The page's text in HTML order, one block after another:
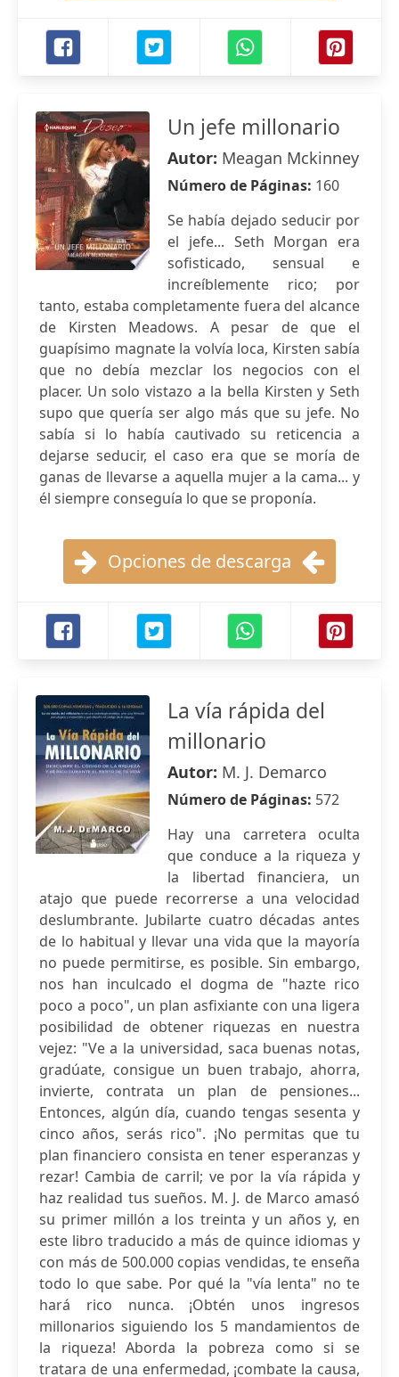
Un jefe millonario
Autor: Meagan Mckinney
Número de Páginas: 160
Se había dejado seducir por
el jefe... Seth Morgan era
sofisticado, sensual e
increíblemente rico; por
tanto, estaba completamente fuera del alcance
de Kirsten Meadows. A pesar de que el
guapísimo magnate la volvía loca, Kirsten sabía
que no debía mezclar los negocios con el
placer. Un solo vistazo a la bella Kirsten y Seth
supo que quería ser algo más que su jefe. No
sabía si lo había cautivado su reticencia a
dejarse seducir, el caso era que se moría de
ganas de llevarse a aquella mujer a la cama... y
él siempre conseguía lo que se proponía.
Opciones de descarga
La vía rápida del
millonario
Autor: M. J. Demarco
Número de Páginas: 572
Hay una carretera oculta
que conduce a la riqueza y
la libertad financiera, un
atajo que puede recorrerse a una velocidad
deslumbrante. Jubilarte cuatro décadas antes
de lo habitual y llevar una vida que la mayoría
no puede permitirse, es posible. Sin embargo,
nos han inculcado el dogma de "hazte rico
poco a poco", un plan asfixiante con una ligera
posibilidad de obtener riquezas en nuestra
vejez: "Ve a la universidad, saca buenas notas,
gradúate, consigue un buen trabajo, ahorra,
invierte, contrata un plan de pensiones...
Entonces, algún día, cuando tengas sesenta y
cinco años, serás rico". ¡No permitas que tu
plan financiero consista en tener esperanzas y
rezar! Cambia de carril; ve por la vía rápida y
haz realidad tus sueños. M. J. de Marco amasó
su primer millón a los treinta y un años y, en
este libro traducido a más de quince idiomas y
con más de 500.000 copias vendidas, te enseña
todo lo que sabe. Por qué la "vía lenta" no te
hará rico nunca. ¡Obtén unos ingresos
millonarios siguiendo los 5 mandamientos de
la riqueza! Aborda la pobreza como si se
tratara de una enfermedad, ¡combate la causa,